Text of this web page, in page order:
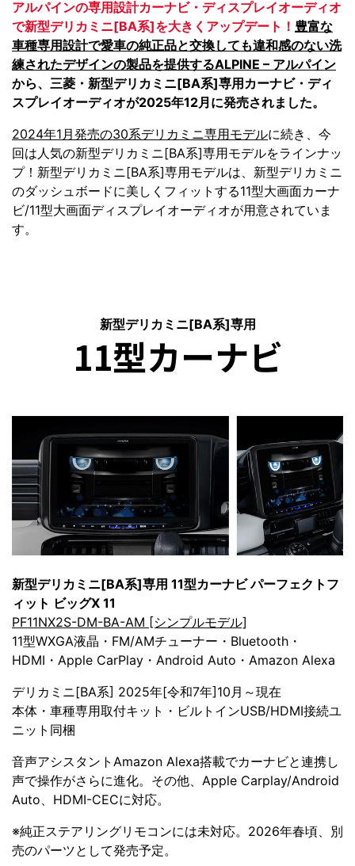
アルパインの専用設計カーナビ・ディスプレイオーディオ
で新型デリカミニ[BA系]を大きくアップデート！ 豊富な
車種専用設計で愛車の純正品と交換しても違和感のない洗
練されたデザインの製品を提供するALPINE – アルパイン
から、三菱・新型デリカミニ[BA系]専用カーナビ・ディ
スプレイオーディオが2025年12月に発売されました。
2024年1月発売の30系デリカミニ専用モデルに続き、今
回は人気の新型デリカミニ[BA系]専用モデルをラインナッ
プ！新型デリカミニ[BA系]専用モデルは、新型デリカミニ
のダッシュボードに美しくフィットする11型大画面カーナ
ビ/11型大画面ディスプレイオーディオが用意されていま
す。
新型デリカミニ[BA系]専用
11型カーナビ
新型デリカミニ[BA系]専用 11型カーナビ パーフェクトフ
ィット ビッグX 11
PF11NX2S-DM-BA-AM [シンプルモデル]
11型WXGA液晶・FM/AMチューナー・Bluetooth・
HDMI・Apple CarPlay・Android Auto・Amazon Alexa
デリカミニ[BA系] 2025年[令和7年]10月～現在
本体・車種専用取付キット・ビルトインUSB/HDMI接続ユ
ニット同梱
音声アシスタントAmazon Alexa搭載でカーナビと連携し
声で操作がさらに進化。その他、Apple Carplay/Android
Auto、HDMI-CECに対応。
※純正ステアリングリモコンには未対応。2026年春頃、別
売のパーツとして発売予定。